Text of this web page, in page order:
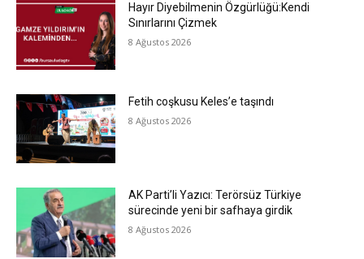
Hayır Diyebilmenin Özgürlüğü:Kendi
Sınırlarını Çizmek
8 Ağustos 2026
Fetih coşkusu Keles’e taşındı
8 Ağustos 2026
AK Parti’li Yazıcı: Terörsüz Türkiye
sürecinde yeni bir safhaya girdik
8 Ağustos 2026